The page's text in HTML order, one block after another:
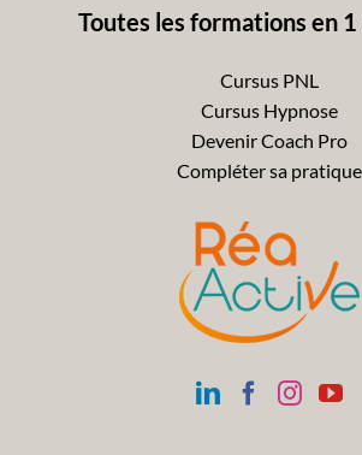
Toutes les formations en 1
Cursus PNL
Cursus Hypnose
Devenir Coach Pro
Compléter sa pratique